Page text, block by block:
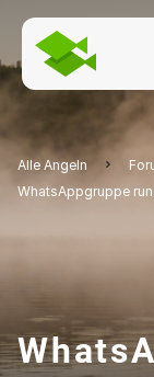
Alle Angeln
WhatsAppgruppe